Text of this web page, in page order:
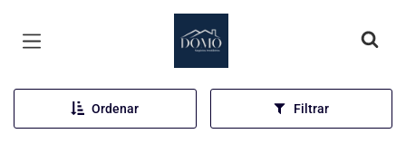
Página inicial
Ordenar Filtrar